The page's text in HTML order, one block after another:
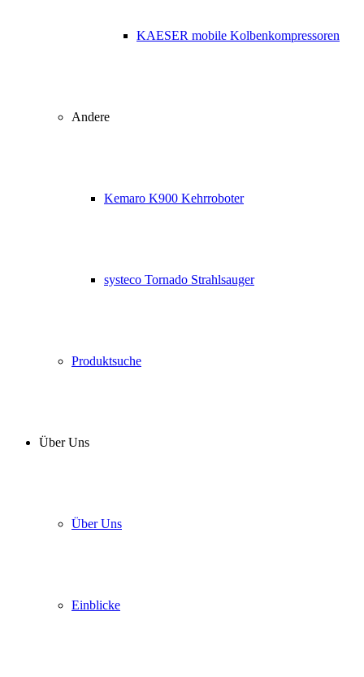
KAESER mobile Kolbenkompressoren
Andere
Kemaro K900 Kehrroboter
systeco Tornado Strahlsauger
Produktsuche
Über Uns
Über Uns
Einblicke